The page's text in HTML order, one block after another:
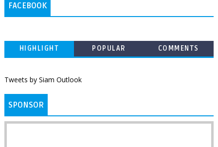
FACEBOOK
HIGHLIGHT POPULAR COMMENTS
Tweets by Siam Outlook
SPONSOR